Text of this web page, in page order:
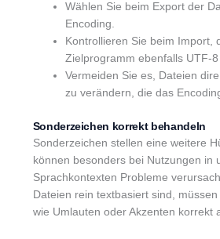
Wählen Sie beim Export der
Encoding.
Kontrollieren Sie beim Import,
Zielprogramm ebenfalls UTF-
Vermeiden Sie es, Dateien
zu verändern, die das
Sonderzeichen korrekt behandeln
Sonderzeichen stellen eine weitere
können besonders bei Nutzungen in
Sprachkontexten Probleme
Dateien rein textbasiert sind,
wie Umlauten oder Akzenten korrekt